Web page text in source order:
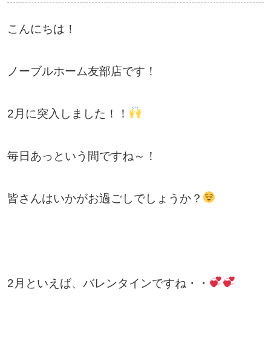
こんにちは！
ノーブルホーム友部店です！
2月に突入しました！！
毎日あっという間ですね～！
皆さんはいかがお過ごしでしょうか？
2月といえば、バレンタインですね・・